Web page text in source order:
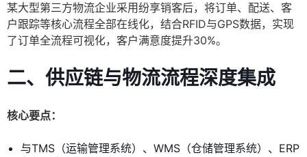
某大型第三方物流企业采用纷享销客后，将订单、配送、客
户跟踪等核心流程全部在线化，结合RFID与GPS数据，实现
了订单全流程可视化，客户满意度提升30%。
二、供应链与物流流程深度集成
核心要点：
与TMS（运输管理系统）、WMS（仓储管理系统）、ERP